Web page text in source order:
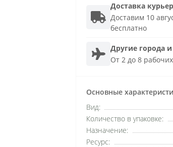
Доставка
Доставим 10
бесплатно
Другие города
От 2 до 8
Основные
Вид:
Количество в упаковке:
Назначение:
Ресурс: